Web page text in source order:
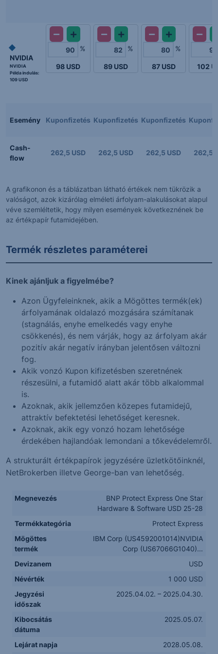
NVIDIA
NVIDIA
Példa indulás:
109 USD
%
98 USD
%
89 USD
%
87 USD 102
Esemény Kuponfizetés Kuponfizetés Kuponfizetés
Cash-
flow
262,5 USD 262,5 USD 262,5 USD 262,5
A grafikonon és a táblázatban látható értékek nem tükrözik a
valóságot, azok kizárólag elméleti árfolyam-alakulásokat alapul
véve szemléltetik, hogy milyen események következnének be
az értékpapír futamidejében.
Termék részletes paraméterei
Kinek ajánljuk a figyelmébe?
Azon Ügyfeleinknek, akik a Mögöttes termék(ek)
árfolyamának oldalazó mozgására számítanak
(stagnálás, enyhe emelkedés vagy enyhe
csökkenés), és nem várják, hogy az árfolyam akár
pozitív akár negatív irányban jelentősen változni
fog.
Akik vonzó Kupon kifizetésben szeretnének
részesülni, a futamidő alatt akár több alkalommal
is.
Azoknak, akik jellemzően közepes futamidejű,
attraktív befektetési lehetőséget keresnek.
Azoknak, akik egy vonzó hozam lehetősége
érdekében hajlandóak lemondani a tőkevédelemről.
A strukturált értékpapírok jegyzésére üzletkötőinknél,
NetBrokerben illetve George-ban van lehetőség.
Megnevezés
BNP Protect Express One Star
Hardware & Software USD 25-28
Termékkategória
Protect Express
Mögöttes
termék
IBM Corp (US4592001014)NVIDIA
Corp (US67066G1040)...
Devizanem
USD
Névérték
1 000 USD
Jegyzési
időszak
2025.04.02. – 2025.04.30.
Kibocsátás
dátuma
2025.05.07.
Lejárat napja 2028.05.08.